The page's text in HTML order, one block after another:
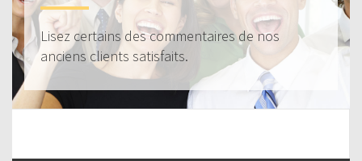
Lisez certains des commentaires de nos
anciens clients satisfaits.